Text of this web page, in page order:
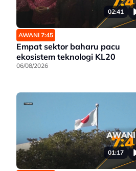
02:41
AWANI 7:45
Empat sektor baharu pacu
ekosistem teknologi KL20
06/08/2026
01:17